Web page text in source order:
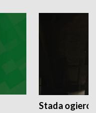
Stada